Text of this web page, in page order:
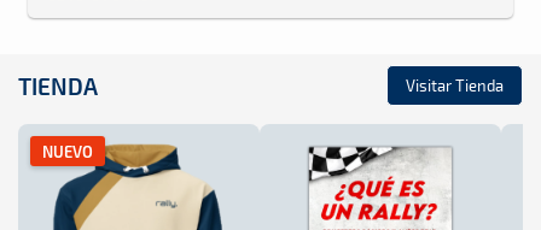
TIENDA Visitar Tienda
NUEVO